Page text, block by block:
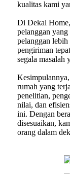
kualitas kami
Di Dekal
pelanggan
pelanggan lebih
pengiriman
segala masalah
rumah yang
penelitian,
nilai, dan
ini. Dengan
disesuaikan,
orang dalam